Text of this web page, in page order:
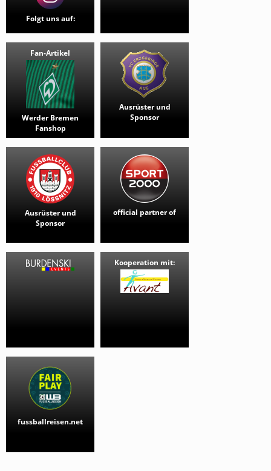
Folgt uns auf:
Fan-Artikel
Werder Bremen
Fanshop
Ausrüster und
Sponsor
Ausrüster und
Sponsor
official partner of
Kooperation mit:
fussballreisen.net